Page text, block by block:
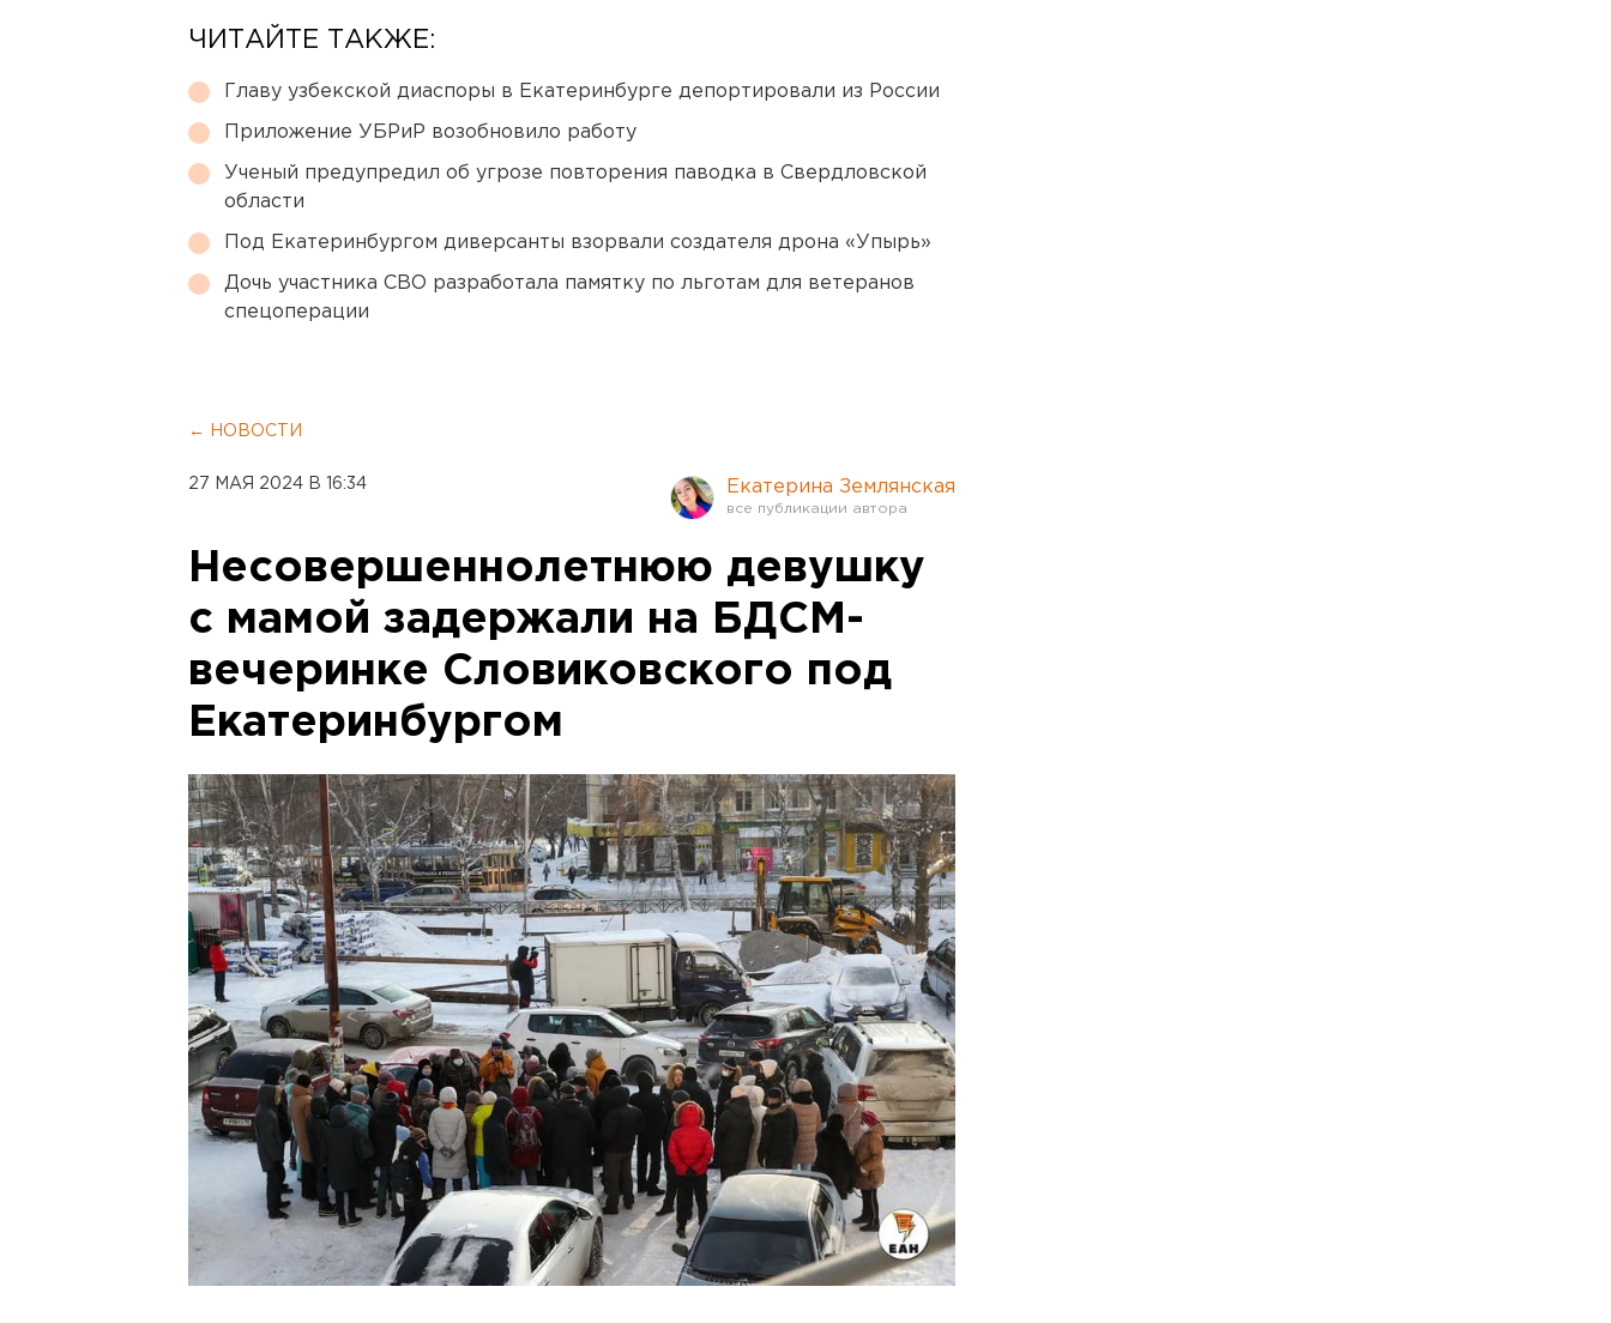
ЧИТАЙТЕ ТАКЖЕ:
Главу узбекской диаспоры в Екатеринбурге депортировали из России
Приложение УБРиР возобновило работу
Ученый предупредил об угрозе повторения паводка в Свердловской
области
Под Екатеринбургом диверсанты взорвали создателя дрона «Упырь»
Дочь участника СВО разработала памятку по льготам для ветеранов
спецоперации
← НОВОСТИ
27 МАЯ 2024 В 16:34 Екатерина Землянская
Несовершеннолетнюю девушку
с мамой задержали на БДСМ-
вечеринке Словиковского под
Екатеринбургом